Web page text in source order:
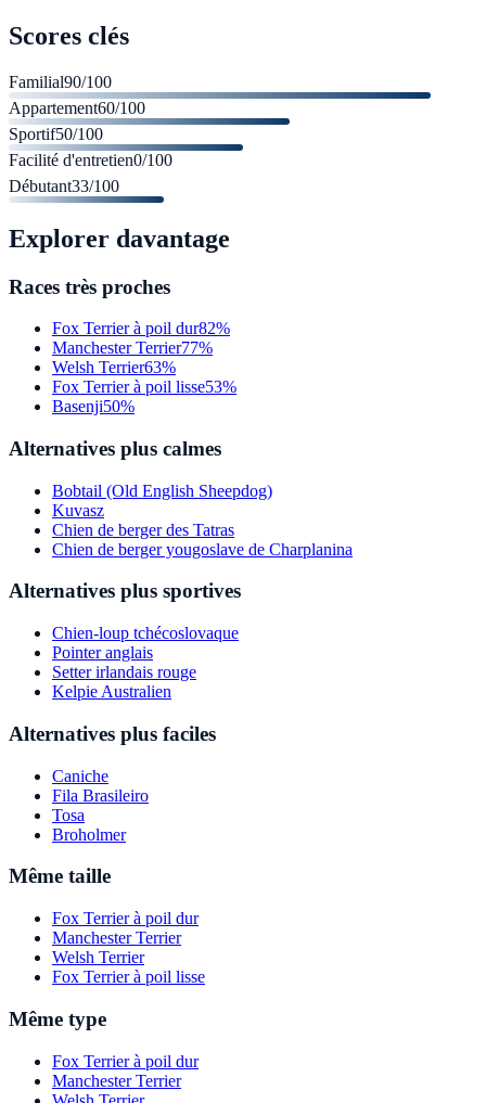
Scores clés
Familial90/100
Appartement60/100
Sportif50/100
Facilité d'entretien0/100
Débutant33/100
Explorer davantage
Races très proches
Fox Terrier à poil dur82%
Manchester Terrier77%
Welsh Terrier63%
Fox Terrier à poil lisse53%
Basenji50%
Alternatives plus calmes
Bobtail (Old English Sheepdog)
Kuvasz
Chien de berger des Tatras
Chien de berger yougoslave de Charplanina
Alternatives plus sportives
Chien-loup tchécoslovaque
Pointer anglais
Setter irlandais rouge
Kelpie Australien
Alternatives plus faciles
Caniche
Fila Brasileiro
Tosa
Broholmer
Même taille
Fox Terrier à poil dur
Manchester Terrier
Welsh Terrier
Fox Terrier à poil lisse
Même type
Fox Terrier à poil dur
Manchester Terrier